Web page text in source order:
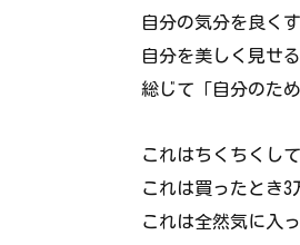
自分の気分を良く
自分を美しく見せ
総じて「自分のた
これはちくちくし
これは買ったとき3
これは全然気に入